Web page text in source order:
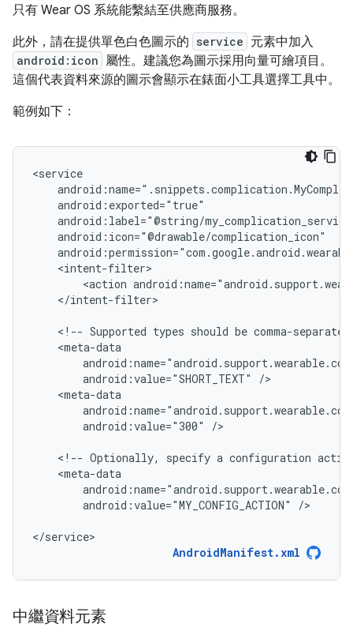
只有 Wear OS 系統能繫結至供應商服務。
此外，請在提供單色白色圖示的 service 元素中加入
android:icon 屬性。建議您為圖示採用向量可繪項目。
這個代表資料來源的圖示會顯示在錶面小工具選擇工具中。
範例如下：
<action
</intent-filter>
<!-- Supported types should be comma-
android:value="SHORT_TEXT"
android:value="300" />
<!-- Optionally, specify a configuration
android:value="MY_CONFIG_ACTION" />
</service>
AndroidManifest.xml
中繼資料元素